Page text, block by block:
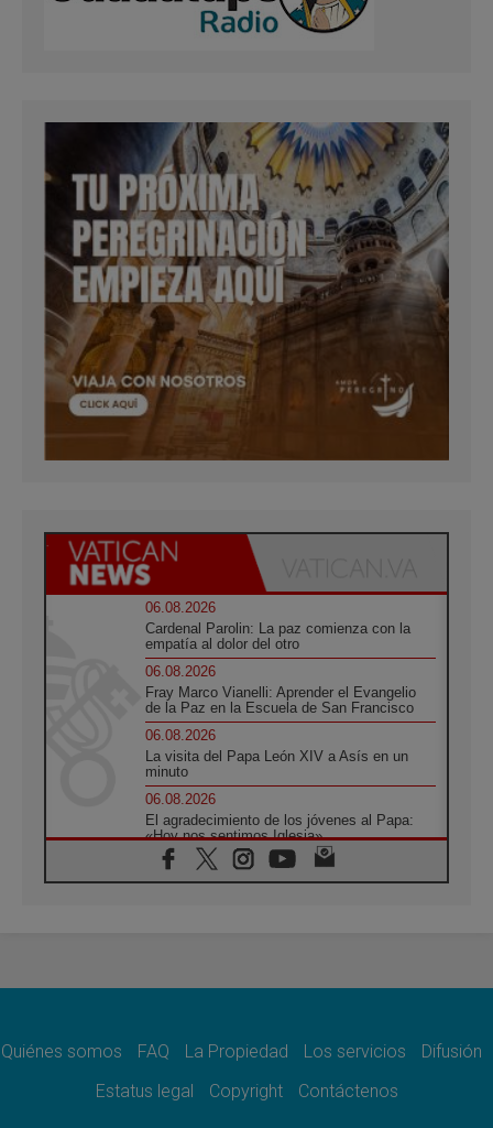
06.08.2026
Cardenal Parolin: La paz comienza con la
empatía al dolor del otro
06.08.2026
Fray Marco Vianelli: Aprender el Evangelio
de la Paz en la Escuela de San Francisco
06.08.2026
La visita del Papa León XIV a Asís en un
minuto
06.08.2026
El agradecimiento de los jóvenes al Papa:
«Hoy nos sentimos Iglesia»
06.08.2026
Líbano: Reanudan los coloquios en Roma en
paz
Sturla: La visita de León XIV será una buena
Quiénes somos FAQ La Propiedad Los servicios
Difusión
Estatus legal
Copyright Contáctenos